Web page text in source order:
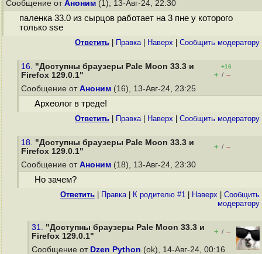
Сообщение от Аноним (1), 13-Авг-24, 22:30
паленка 33.0 из сырцов работает на 3 пне у которого
только sse
Ответить Правка| Наверх Cообщить модератору
16. "Доступны браузеры Pale Moon 33.3 и
Firefox 129.0.1"
+16
+ / –
Сообщение от Аноним (16), 13-Авг-24, 23:25
Археолог в треде!
Ответить Правка| Наверх Cообщить модератору
18. "Доступны браузеры Pale Moon 33.3 и
Firefox 129.0.1"
+ / –
Сообщение от Аноним (18), 13-Авг-24, 23:30
Но зачем?
Ответить Правка| К родителю #1 Наверх
Cообщить
модератору
31. "Доступны браузеры Pale Moon 33.3 и
Firefox 129.0.1"
+ / –
Сообщение от Dzen Python (ok), 14-Авг-24, 00:16